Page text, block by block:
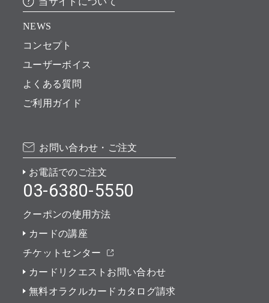
NEWS
コンセプト
ユーザーボイス
よくある質問
ご利用ガイド
お問い合わせ・ご注文
お電話でのご注文
03-6380-5550
クーポンの使用方法
カードの講座
チケットセンター
カードリクエストお問い合わせ
無料オラクルカードカタログ請求